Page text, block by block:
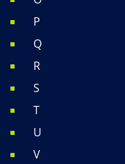
P
Q
R
S
T
U
V